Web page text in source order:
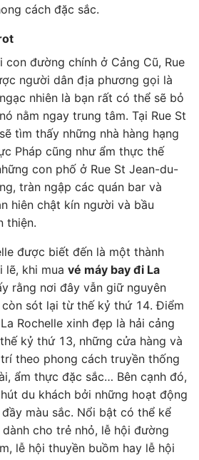
cách đặc sắc.
con đường chính ở Cảng Cũ, Rue
người dân địa phương gọi là
nhiên là bạn rất có thể sẽ bỏ
nằm ngay trung tâm. Tại Rue St
tìm thấy những nhà hàng hạng
Pháp cũng như ẩm thực thế
con phố ở Rue St Jean-du-
tràn ngập các quán bar và
hiên chật kín người và bầu
thiện.
được biết đến là một thành
lẽ, khi mua vé máy bay đi La
rằng nơi đây vẫn giữ nguyên
sót lại từ thế kỷ thứ 14. Điểm
Rochelle xinh đẹp là hải cảng
kỷ thứ 13, những cửa hàng và
theo phong cách truyền thống
ẩm thực đặc sắc… Bên cạnh đó,
du khách bởi những hoạt động
màu sắc. Nổi bật có thể kể
cho trẻ nhỏ, lễ hội đường
lễ hội thuyền buồm hay lễ hội